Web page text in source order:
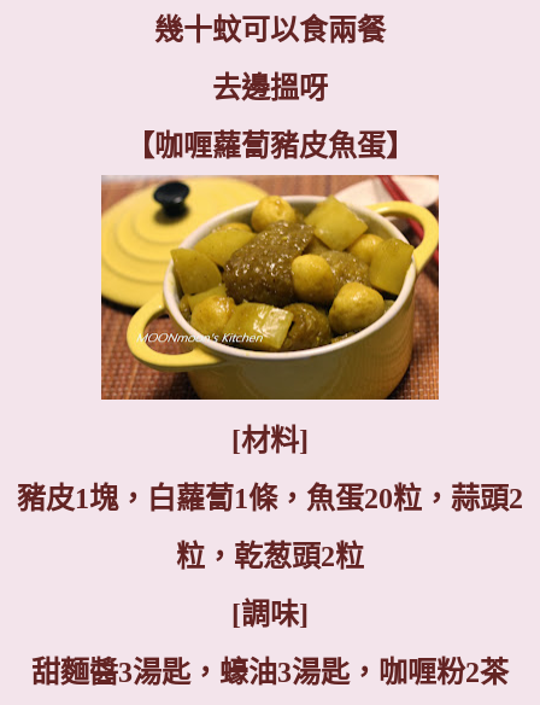
幾十蚊可以食兩餐
去邊搵呀
【咖喱蘿蔔豬皮魚蛋】
[材料]
豬皮1塊，白蘿蔔1條，魚蛋20粒，蒜頭2
粒，乾葱頭2粒
[調味]
甜麵醬3湯匙，蠔油3湯匙，咖喱粉2茶